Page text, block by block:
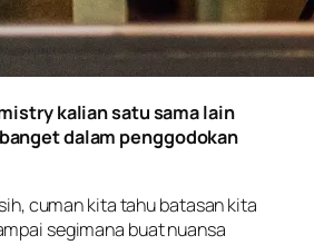
kalian satu sama lain
dalam penggodokan
cuman kita tahu batasan kita
segimana buat nuansa